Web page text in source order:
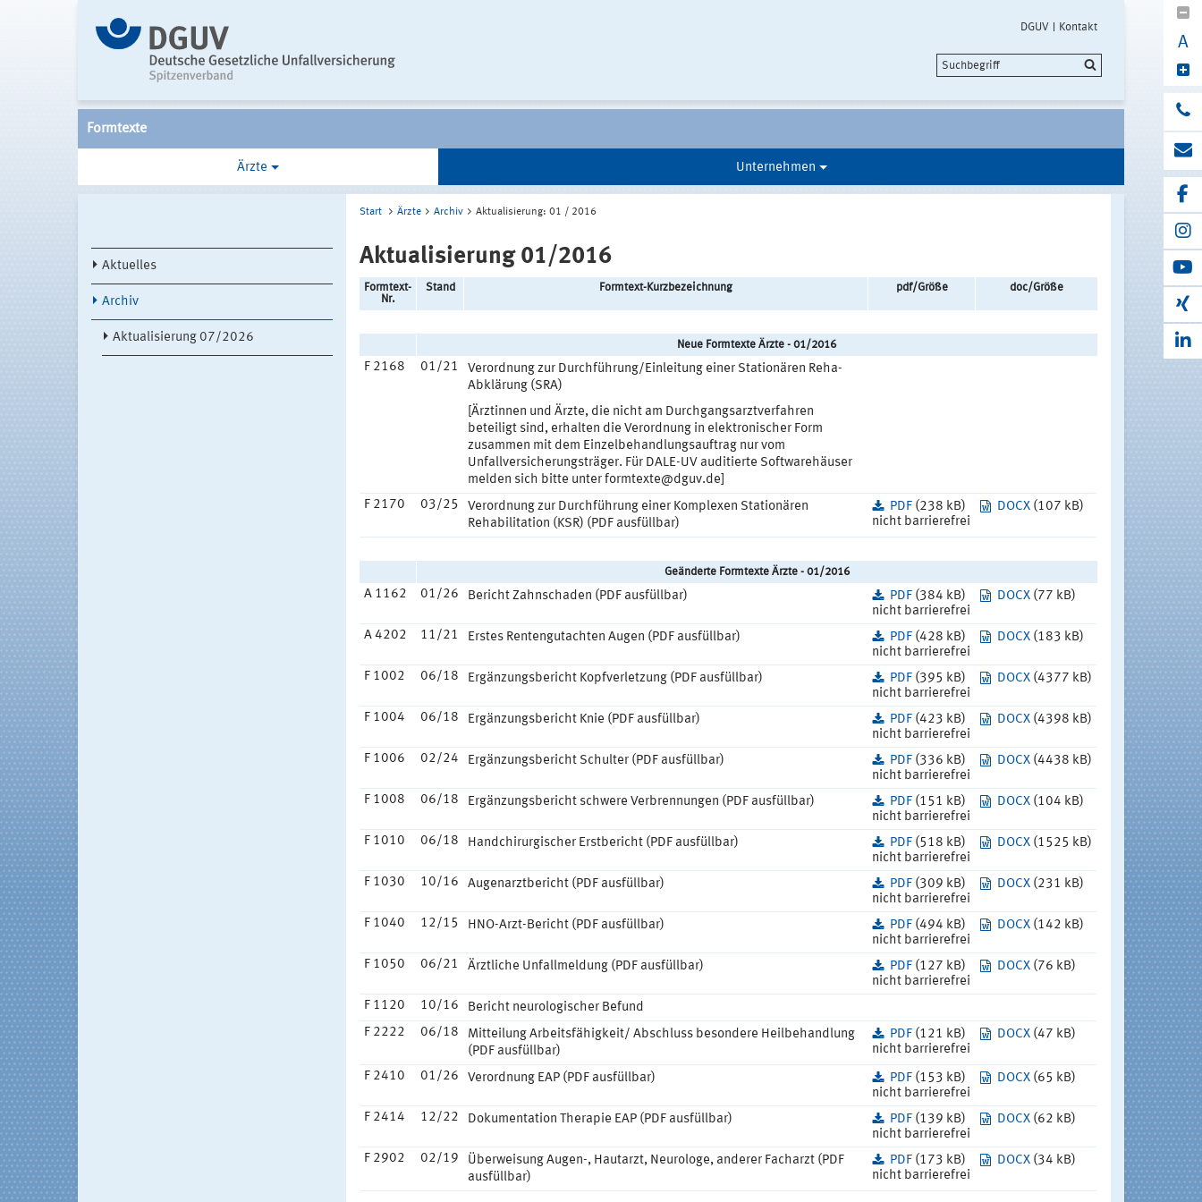
DGUV Kontakt
A
Formtexte
Ärzte Unternehmen
Aktuelles
Archiv
Aktualisierung 07/2026
Start Ärzte Archiv Aktualisierung: 01 / 2016
Aktualisierung 01/2016
Formtext-
Nr.
Stand Formtext-Kurzbezeichnung pdf/Größe doc/Größe
Neue Formtexte Ärzte - 01/2016
F 2168 01/21
Verordnung zur Durchführung/Einleitung einer Stationären Reha-
Abklärung (SRA)
[Ärztinnen und Ärzte, die nicht am Durchgangsarztverfahren
beteiligt sind, erhalten die Verordnung in elektronischer Form
zusammen mit dem Einzelbehandlungsauftrag nur vom
Unfallversicherungsträger. Für DALE-UV auditierte Softwarehäuser
melden sich bitte unter formtexte@dguv.de]
F 2170
03/25
Verordnung zur Durchführung einer Komplexen Stationären
Rehabilitation (KSR) (PDF ausfüllbar)
PDF (238 kB)
nicht barrierefrei
DOCX (107 kB)
Geänderte Formtexte Ärzte - 01/2016
A 1162 01/26 Bericht Zahnschaden (PDF ausfüllbar) PDF (384 kB)
nicht barrierefrei
DOCX (77 kB)
A 4202 11/21 Erstes Rentengutachten Augen (PDF ausfüllbar) PDF (428 kB)
nicht barrierefrei
DOCX (183 kB)
F 1002 06/18 Ergänzungsbericht Kopfverletzung (PDF ausfüllbar) PDF (395 kB)
nicht barrierefrei
DOCX (4377 kB)
F 1004 06/18 Ergänzungsbericht Knie (PDF ausfüllbar) PDF (423 kB)
nicht barrierefrei
DOCX (4398 kB)
F 1006 02/24 Ergänzungsbericht Schulter (PDF ausfüllbar) PDF (336 kB)
nicht barrierefrei
DOCX (4438 kB)
F 1008 06/18 Ergänzungsbericht schwere Verbrennungen (PDF ausfüllbar) PDF (151 kB)
nicht barrierefrei
DOCX (104 kB)
F 1010 06/18 Handchirurgischer Erstbericht (PDF ausfüllbar) PDF (518 kB)
nicht barrierefrei
DOCX (1525 kB)
F 1030 10/16 Augenarztbericht (PDF ausfüllbar) PDF (309 kB)
nicht barrierefrei
DOCX (231 kB)
F 1040 12/15 HNO-Arzt-Bericht (PDF ausfüllbar) PDF (494 kB)
nicht barrierefrei
DOCX (142 kB)
F 1050 06/21 Ärztliche Unfallmeldung (PDF ausfüllbar) PDF (127 kB)
nicht barrierefrei
DOCX (76 kB)
F 1120 10/16
Bericht neurologischer Befund
F 2222
06/18
Mitteilung Arbeitsfähigkeit/ Abschluss besondere Heilbehandlung
(PDF ausfüllbar)
PDF (121 kB)
nicht barrierefrei
DOCX (47 kB)
F 2410 01/26 Verordnung EAP (PDF ausfüllbar) PDF (153 kB)
nicht barrierefrei
DOCX (65 kB)
F 2414 12/22 Dokumentation Therapie EAP (PDF ausfüllbar) PDF (139 kB)
nicht barrierefrei
DOCX (62 kB)
F 2902 02/19
Überweisung Augen-, Hautarzt, Neurologe, anderer Facharzt (PDF
ausfüllbar)
PDF (173 kB)
nicht barrierefrei
DOCX (34 kB)